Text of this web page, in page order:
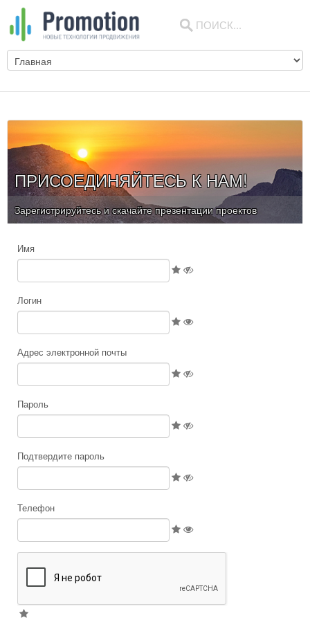
ПРИСОЕДИНЯЙТЕСЬ К НАМ!
Зарегистрируйтесь и скачайте презентации проектов
Имя
Логин
Адрес электронной почты
Пароль
Подтвердите пароль
Телефон